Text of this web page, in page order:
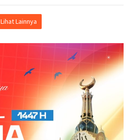
Lihat Lainnya